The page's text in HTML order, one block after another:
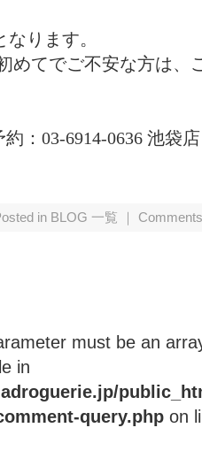
ります。
めてでご不安な方は、
：03-6914-0636 池袋店
in BLOG 一覧 ｜
must be an
in
query.php on